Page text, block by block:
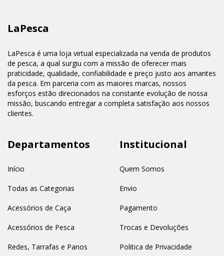
LaPesca
LaPesca é uma loja virtual especializada na venda de produtos
de pesca, a qual surgiu com a missão de oferecer mais
praticidade, qualidade, confiabilidade e preço justo aos amantes
da pesca. Em parceria com as maiores marcas, nossos
esforços estão direcionados na constante evolução de nossa
missão, buscando entregar a completa satisfação aos nossos
clientes.
Departamentos
Início
Todas as Categorias
Acessórios de Caça
Acessórios de Pesca
Redes, Tarrafas e Panos
Institucional
Quem Somos
Envio
Pagamento
Trocas e Devoluções
Politica de Privacidade